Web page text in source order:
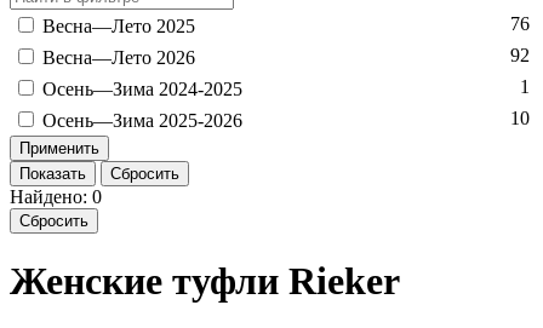
Вес­на—Ле­то 2025
76
Вес­на—Ле­то 2026
92
Осень—Зи­ма 2024-2025
1
Осень—Зи­ма 2025-2026
10
Показать Сбросить
Найдено: 0
Сбросить
Женские туфли Rieker